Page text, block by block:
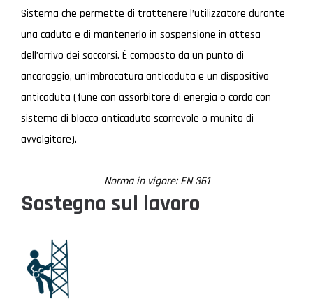
Sistema che permette di trattenere l’utilizzatore durante
una caduta e di mantenerlo in sospensione in attesa
dell’arrivo dei soccorsi. È composto da un punto di
ancoraggio, un’imbracatura anticaduta e un dispositivo
anticaduta (fune con assorbitore di energia o corda con
sistema di blocco anticaduta scorrevole o munito di
avvolgitore).
Norma in vigore: EN 361
Sostegno sul lavoro